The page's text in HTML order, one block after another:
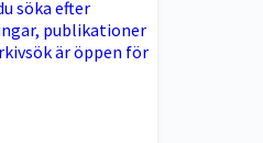
söka efter
publikationer
är öppen för